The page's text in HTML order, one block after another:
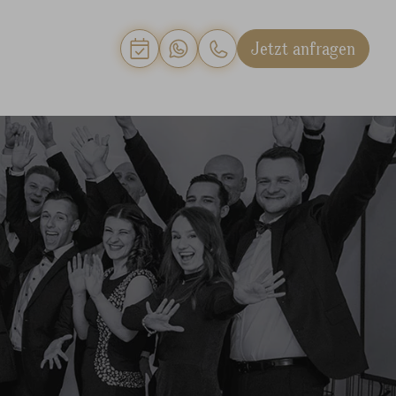
Jetzt anfragen